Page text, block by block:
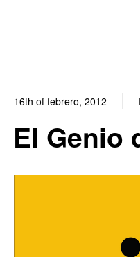
16th of febrero, 2012
El Genio